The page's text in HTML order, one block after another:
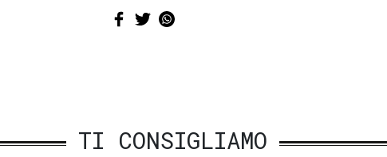
TI CONSIGLIAMO